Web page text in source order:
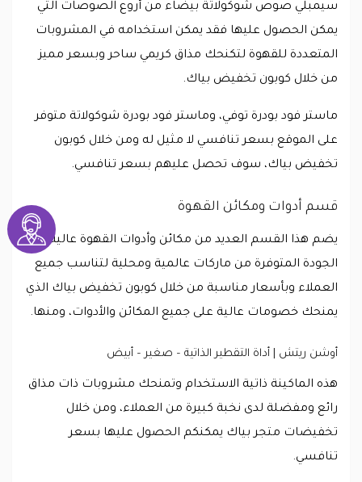
سيمبلي صوص شوكولاتة بيضاء من أروع الصوصات التي
يمكن الحصول عليها فقد يمكن استخدامه في المشروبات
المتعددة للقهوة لتكنحك مذاق كريمي ساحر وبسعر مميز
من خلال كوبون تخفيض بياك.
ماستر فود بودرة توفي، وماستر فود بودرة شوكولاتة متوفر
على الموقع بسعر تنافسي لا مثيل له ومن خلال كوبون
تخفيض بياك، سوف تحصل عليهم بسعر تنافسي.
قسم أدوات ومكائن القهوة
يضم هذا القسم العديد من مكائن وأدوات القهوة عالية
الجودة المتوفرة من ماركات عالمية ومحلية لتناسب جميع
العملاء وبأسعار مناسبة من خلال كوبون تخفيض بياك الذي
يمنحك خصومات عالية على جميع المكائن والأدوات، ومنها.
أوشن ريتش | أداة التقطير الذاتية – صغير – أبيض
هذه الماكينة ذاتية الاستخدام وتمنحك مشروبات ذات مذاق
رائع ومفضلة لدى نخبة كبيرة من العملاء، ومن خلال
تخفيضات متجر بياك يمكنكم الحصول عليها بسعر
تنافسي.